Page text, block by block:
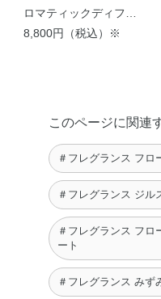
使用上の注意
スティックには直接触れ
で充分に洗い流してくださ
●シミや変色の原因となりま
き取ってください。
●変色や変形の原因となりま
具等に触れないようにし
●天然由来成分配合のため、
する場合がありますが、品
●使用中、まれにスティック
け出す場合がありますが
ロマティックディフュ
ーザー （ブラック）
8,800円（税込）※
このページに関連
＃フレグランス フロ
＃フレグランス ジル
＃フレグランス フロ
ート
＃フレグランス みず